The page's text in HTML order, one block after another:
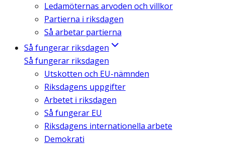
Ledamöternas arvoden och villkor
Partierna i riksdagen
Så arbetar partierna
Så fungerar riksdagen
Så fungerar riksdagen
Utskotten och EU-nämnden
Riksdagens uppgifter
Arbetet i riksdagen
Så fungerar EU
Riksdagens internationella arbete
Demokrati